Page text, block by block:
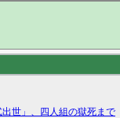
世」、四人組の獄死まで